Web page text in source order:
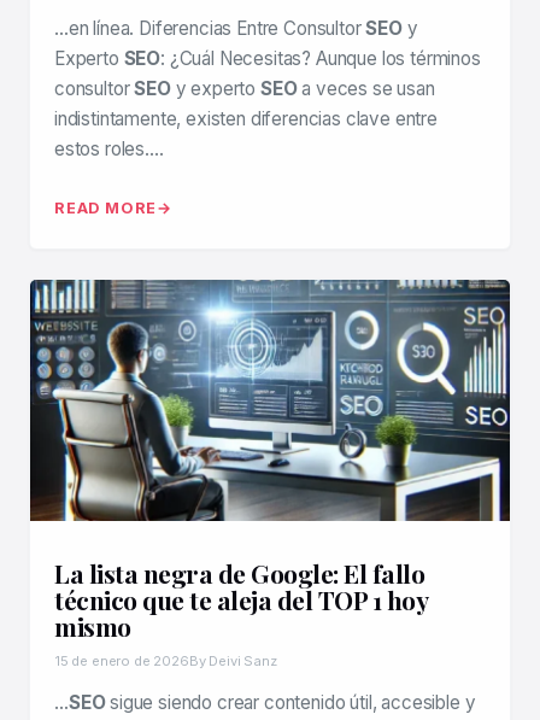
…en línea. Diferencias Entre ConsultorSEOy
Experto SEO: ¿Cuál Necesitas? Aunque los términos
consultorSEOy experto SEOa veces se usan
indistintamente, existen diferencias clave entre
estos roles….
READ MORE
La lista negra de Google: El fallo
técnico que te aleja del TOP 1 hoy
mismo
15 de enero de 2026By Deivi Sanz
…SEOsigue siendo crear contenido útil, accesible y